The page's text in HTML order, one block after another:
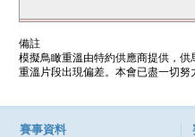
備註
模擬鳥瞰重溫由特約供應商提供，
重溫片段出現偏差。本會已盡一切
賽事資料